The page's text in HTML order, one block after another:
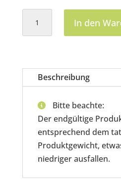
Frikadelle
In den
Beschreibung
Bitte beachte:
Der endgültige
entsprechend dem
Produktgewicht,
niedriger ausfallen.